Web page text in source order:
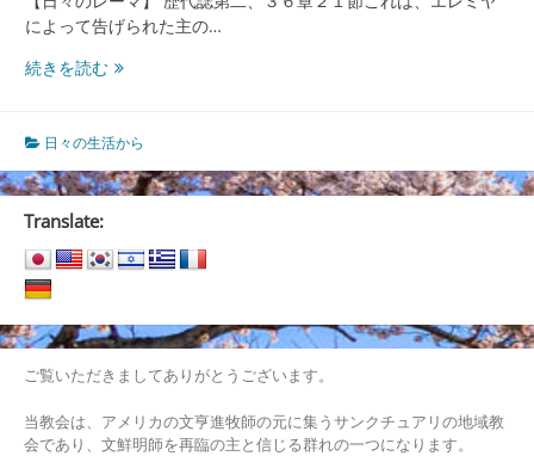
によって告げられた主の…
続きを読むそ
が、
安
息
り
た
め
日々の生活から
Translate:
ご覧いただきましてありがとうございます。
当教会は、アメリカの文亨進牧師の元に集うサンクチュアリの地域教
会であり、文鮮明師を再臨の主と信じる群れの一つになります。